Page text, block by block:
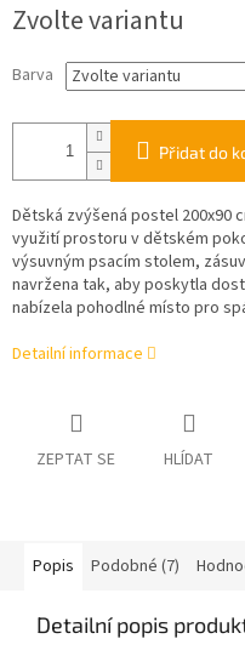
cena:
Zvolte variantu
Barva
Přidat do
Dětská zvýšená postel 200x90
využití prostoru v dětském
výsuvným psacím stolem,
navržena tak, aby poskytla
nabízela pohodlné místo pro
Detailní informace
ZEPTAT SE HLÍDAT
Popis Podobné (7)
Detailní popis